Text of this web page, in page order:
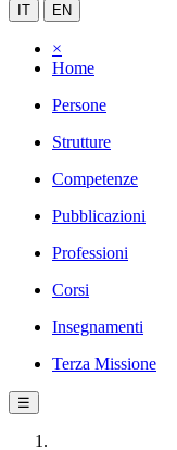
IT EN
×
Home
Persone
Strutture
Competenze
Pubblicazioni
Professioni
Corsi
Insegnamenti
Terza Missione
☰